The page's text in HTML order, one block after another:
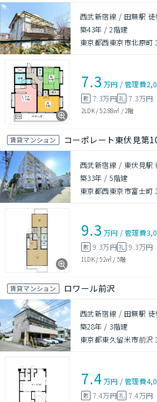
西武新宿線 / 田無駅 徒
築43年 /2階建
東京都西東京市北原町
7.3 万円 /管理費
敷 7.3万円礼 7.3万円
2LDK/52.88㎡ / 2階
賃貸マンション コーポレート東伏見第
西武新宿線 / 東伏見駅
築33年 /5階建
東京都西東京市富士町
9.3 万円 /管理費
敷 9.3万円礼 9.3万円
1LDK/52㎡ / 5階
賃貸マンション ロワール前沢
西武新宿線 / 田無駅 徒
築28年 / 3階建
東京都東久留米市前沢
7.4万円 /管理費
敷 7.4万円礼 7.4万円